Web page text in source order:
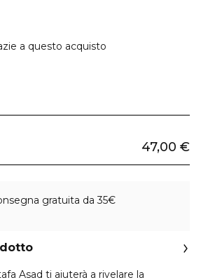
a questo acquisto
47,00 €
gratuita da 35€
Asad ti aiuterà a rivelare la